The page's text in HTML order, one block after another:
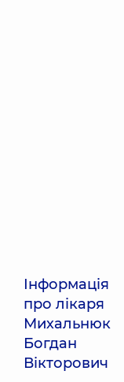
Інформація
про лікаря
Михальнюк
Богдан
Вікторович